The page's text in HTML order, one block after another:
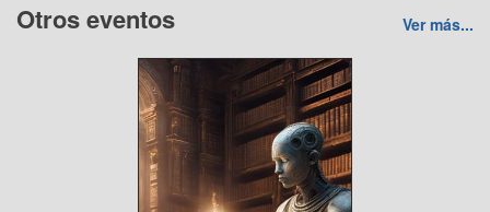
Otros eventos Ver más...